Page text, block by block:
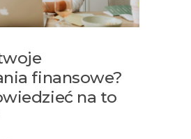
finansowe?
na to